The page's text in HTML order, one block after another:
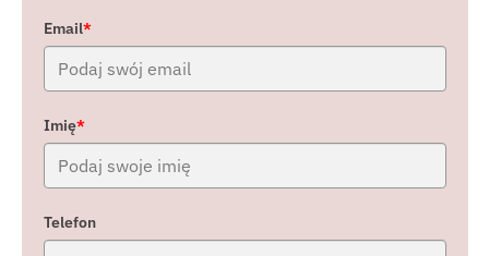
Email*
Imię*
Telefon